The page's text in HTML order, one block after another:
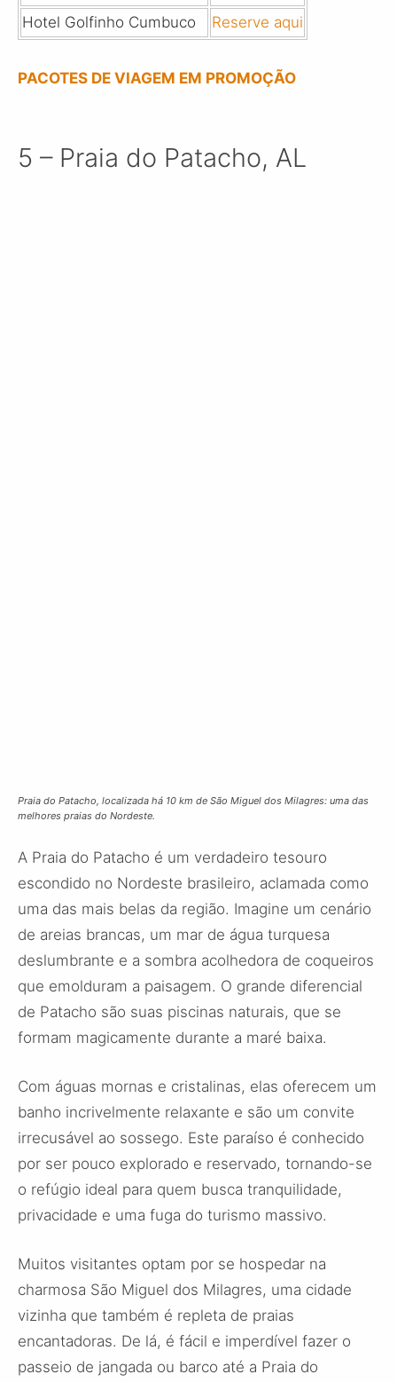
Hotel Golfinho Cumbuco
Reserve aqui
PACOTES DE VIAGEM EM PROMOÇÃO
5 – Praia do Patacho, AL
Praia do Patacho, localizada há 10 km de São Miguel dos Milagres: uma das
melhores praias do Nordeste.
A Praia do Patacho é um verdadeiro tesouro
escondido no Nordeste brasileiro, aclamada como
uma das mais belas da região. Imagine um cenário
de areias brancas, um mar de água turquesa
deslumbrante e a sombra acolhedora de coqueiros
que emolduram a paisagem. O grande diferencial
de Patacho são suas piscinas naturais, que se
formam magicamente durante a maré baixa.
Com águas mornas e cristalinas, elas oferecem um
banho incrivelmente relaxante e são um convite
irrecusável ao sossego. Este paraíso é conhecido
por ser pouco explorado e reservado, tornando-se
o refúgio ideal para quem busca tranquilidade,
privacidade e uma fuga do turismo massivo.
Muitos visitantes optam por se hospedar na
charmosa São Miguel dos Milagres, uma cidade
vizinha que também é repleta de praias
encantadoras. De lá, é fácil e imperdível fazer o
passeio de jangada ou barco até a Praia do